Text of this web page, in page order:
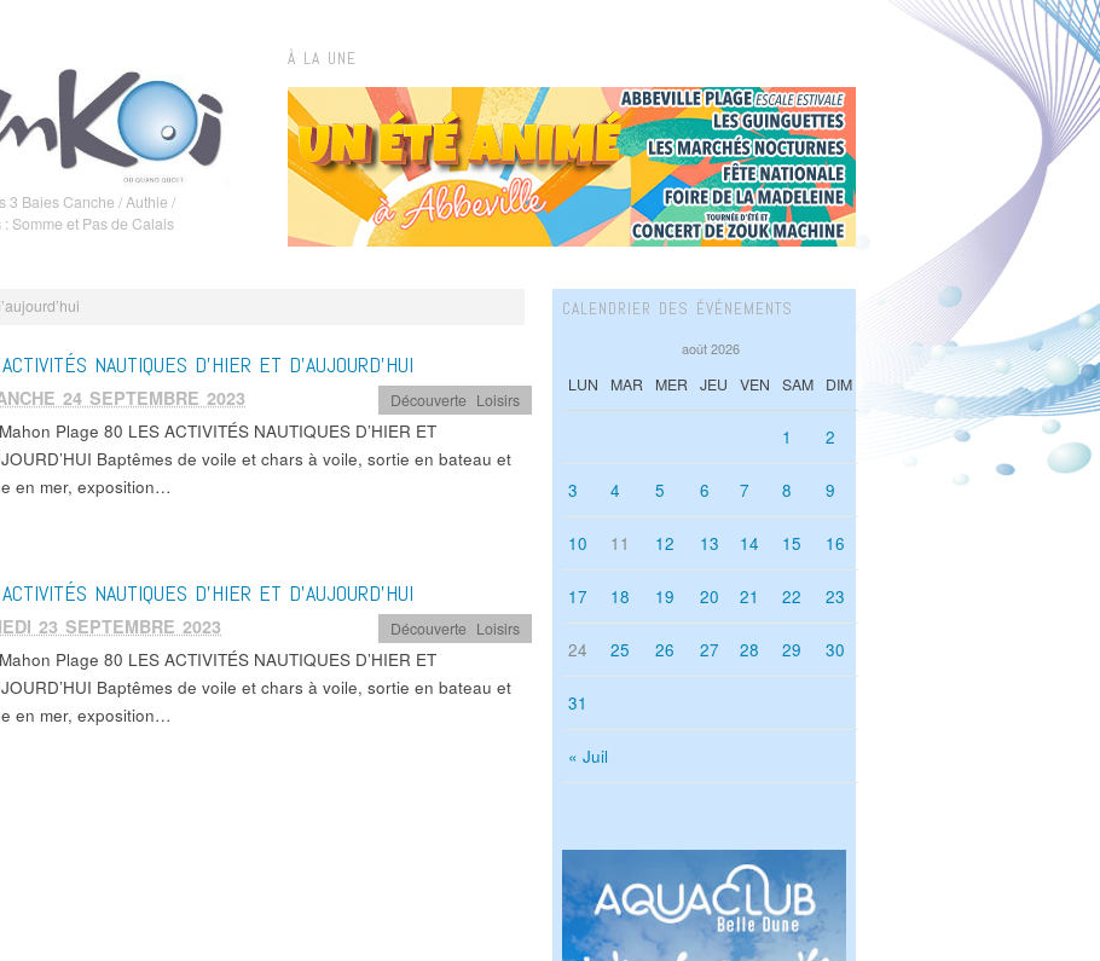
3 Baies Canche / Authie /
Somme et Pas de Calais
À LA UNE
NAUTIQUES D’HIER ET D’AUJOURD’HUI
24 SEPTEMBRE 2023 Découverte Loisirs
Plage 80 LES ACTIVITÉS NAUTIQUES D’HIER ET
Baptêmes de voile et chars à voile, sortie en bateau et
en mer, exposition…
NAUTIQUES D’HIER ET D’AUJOURD’HUI
23 SEPTEMBRE 2023 Découverte Loisirs
Plage 80 LES ACTIVITÉS NAUTIQUES D’HIER ET
Baptêmes de voile et chars à voile, sortie en bateau et
en mer, exposition…
CALENDRIER DES ÉVÉNEMENTS
août 2026
LUN MAR MER JEU VEN SAM DIM
« Juil
1 2
3 4 5 6 7 8 9
10 11 12 13 14 15 16
17 18 19 20 21 22 23
24 25 26 27 28 29 30
31